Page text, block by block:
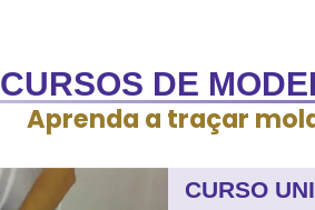
CURSOS DE
Aprenda a traçar
CURSO